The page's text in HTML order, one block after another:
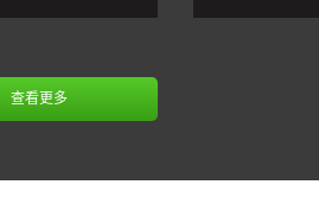
查看更多